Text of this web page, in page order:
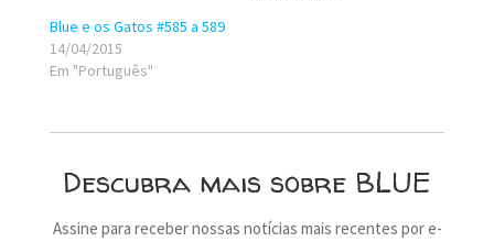
Blue e os Gatos #585 a 589
14/04/2015
Em "Português"
Descubra mais sobre BLUE
Assine para receber nossas notícias mais recentes por e-